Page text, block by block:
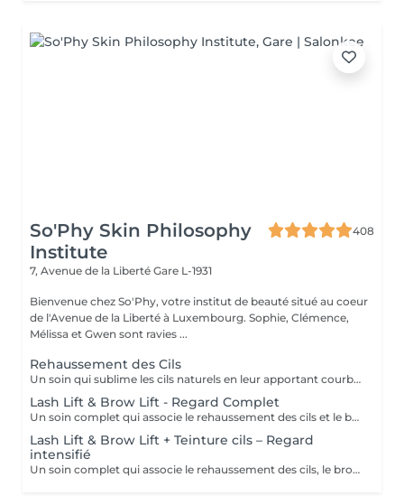
So'Phy Skin Philosophy
Institute
408
7, Avenue de la Liberté Gare L-1931
Bienvenue chez So'Phy, votre institut de beauté situé au coeur
de l'Avenue de la Liberté à Luxembourg. Sophie, Clémence,
Mélissa et Gwen sont ravies ...
Rehaussement des Cils
Un soin qui sublime les cils naturels en leur apportant courbure, longueur visuelle et ouverture du regard. Le rehaussement agit dès la racine pour lifter les cils et créer un effet naturel, élégant et durable, sans recours aux extensions. Le regard paraît plus ouvert, les cils plus longs et parfaitement définis. Une teinture peut être ajoutée en option pour intensifier le résultat et apporter davantage de profondeur au regard. Le résultat est visible pendant plusieurs semaines, pour un regard frais et réveillé au quotidien.
Lash Lift & Brow Lift - Regard Complet
Un soin complet qui associe le rehaussement des cils et le brow lift pour sublimer l’ensemble du regard. Les cils sont liftés dès la racine pour apporter longueur visuelle et ouverture du regard, tandis que les sourcils sont restructurés, disciplinés et redessinés pour un résultat net et harmonieux. Le regard est intensifié, mieux encadré et naturellement mis en valeur. Une solution idéale pour un effet soigné, élégant et durable, sans maquillage au quotidien.
Lash Lift & Brow Lift + Teinture cils – Regard
intensifié
Un soin complet qui associe le rehaussement des cils, le brow lift et la teinture des cils pour un regard encore plus intense et défini. Les cils sont liftés et teintés pour un effet plus profond et visible, tandis que les sourcils sont restructurés et disciplinés pour encadrer parfaitement le regard. Le contraste est renforcé, le regard est plus marqué tout en conservant un rendu naturel et élégant. Idéal pour celles et ceux qui souhaitent un résultat plus soutenu sans maquillage.